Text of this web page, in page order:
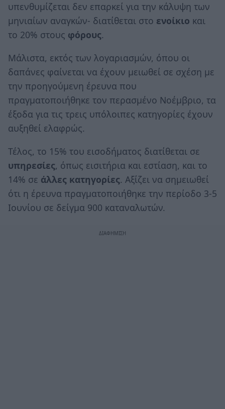
υπενθυμίζεται δεν επαρκεί για την κάλυψη των
μηνιαίων αναγκών- διατίθεται στο ενοίκιο και
το 20% στους φόρους.
Μάλιστα, εκτός των λογαριασμών, όπου οι
δαπάνες φαίνεται να έχουν μειωθεί σε σχέση με
την προηγούμενη έρευνα που
πραγματοποιήθηκε τον περασμένο Νοέμβριο, τα
έξοδα για τις τρεις υπόλοιπες κατηγορίες έχουν
αυξηθεί ελαφρώς.
Τέλος, το 15% του εισοδήματος διατίθεται σε
υπηρεσίες, όπως εισιτήρια και εστίαση, και το
14% σε άλλες κατηγορίες. Αξίζει να σημειωθεί
ότι η έρευνα πραγματοποιήθηκε την περίοδο 3-5
Ιουνίου σε δείγμα 900 καταναλωτών.